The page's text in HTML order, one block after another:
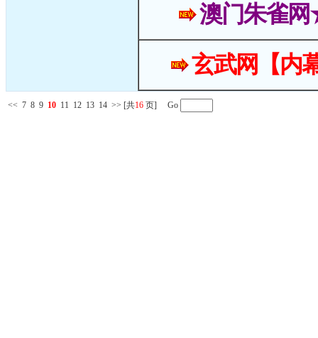
澳门朱雀
玄武网【内
<< 7 8 9 10 11 12 13 14 >> [共16 页] Go